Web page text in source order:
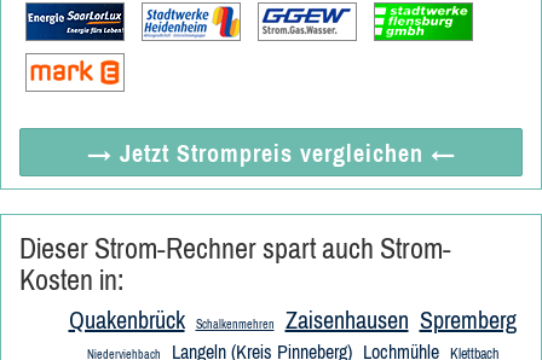
→ Jetzt Strompreis vergleichen ←
Dieser Strom-Rechner spart auch Strom-
Kosten in:
Quakenbrück Schalkenmehren Zaisenhausen Spremberg
Niederviehbach Langeln (Kreis Pinneberg) Lochmühle Klettbach